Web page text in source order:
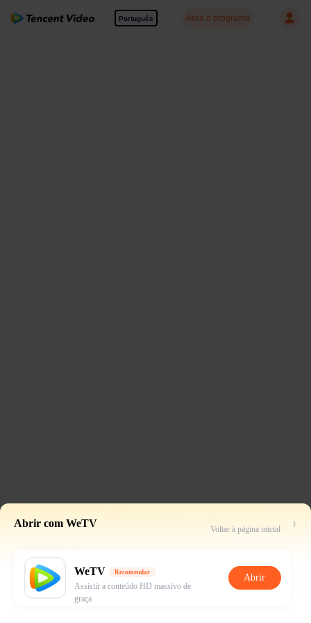
Português Abra o programa
Abrir com WeTV Voltar à página inicial
WeTV Recomendar
Assistir a conteúdo HD massivo de
graça
Abrir